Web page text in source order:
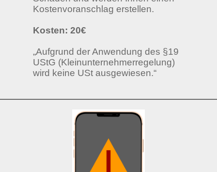
Kostenvoranschlag erstellen.
Kosten: 20€
„Aufgrund der Anwendung des §19
UStG (Kleinunternehmerregelung)
wird keine USt ausgewiesen.“